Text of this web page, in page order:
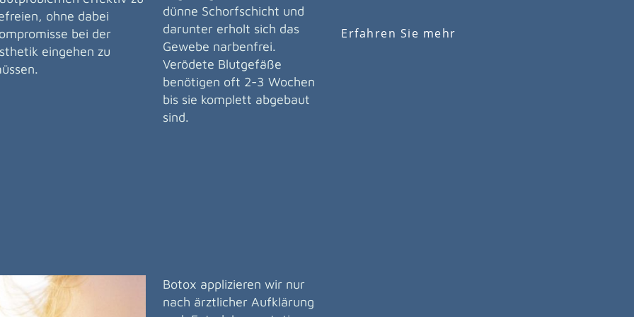
dünne Schorfschicht und
darunter erholt sich das
Gewebe narbenfrei.
Verödete Blutgefäße
benötigen oft 2-3 Wochen
bis sie komplett abgebaut
sind.
ohne dabei
bei der
eingehen zu
Erfahren Sie mehr
Botox applizieren wir nur
nach ärztlicher Aufklärung